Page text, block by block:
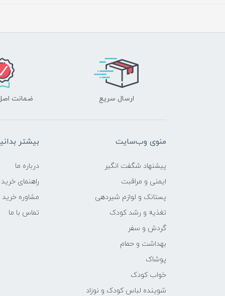
ارسال سریع ضمانت
منوی وب‌سایت
پیشنهاد شگفت انگیر
ایمنی و مراقبت
پستانک و لوازم شیردهی
تغذیه و رشد کودک
گردش و سفر
بهداشت و حمام
پوشاک
خواب کودک
شوینده لباس کودک و نوزاد
بیشتر
درباره ما
راهنمای خرید
مشاوره
تماس با ما